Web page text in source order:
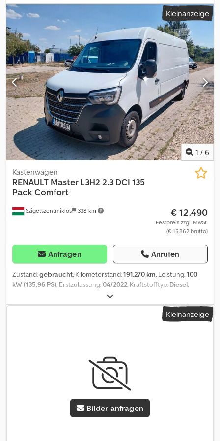
Euro6, Anzahl der Vorbesitzer:1, Ausstattung:ABS, Airbag,
Elektronisches Stabilitätsprogramm (ESP)
, Reines Wohnmobil
mit Markise und Anhängerkupplung. Cedpfx Ahezrwx Sogerf
Einwandfreier Zustand, wie neu.
Kleinanzeige
1 / 6
Szigetszentmiklós 338 km
Kastenwagen
RENAULT Master L3H2 2.3 DCI 135
Pack Comfort
€ 12.490
Festpreis zzgl. MwSt.
(€ 15.862 brutto)
Anfragen Anrufen
Zustand:gebraucht, Kilometerstand:191.270 km, Leistung:100
kW (135,96 PS), Erstzulassung:04/2022, Kraftstofftyp: Diesel,
, nächste Prüfung (TÜV):
Weiß, Getriebetyp:mechanisch, Emissionsklasse:Euro6, Anzahl
, Laderaumbreite:1.765
WhatsApp/Viber. E-Mail: Das Fahrzeug stammt aus unserer
eigenen Flotte und verfügt über eine vollständig
nachvollziehbare Wartungshistorie. Zur Hauptausstattung
gehören: Bluetooth, Multimediasystem, Multifunktionslenkrad,
elektrische Spiegel und Fenster, ABS, ESP, Einparkhilfe hinten
usw. Sonderausstattung: Cjdpfxezr A A As Ahgsrf Einparkhilfe
hinten, Hecktüren mit Flügelausführung (Öffnungswinkel 270
Kleinanzeige
Bilder anfragen